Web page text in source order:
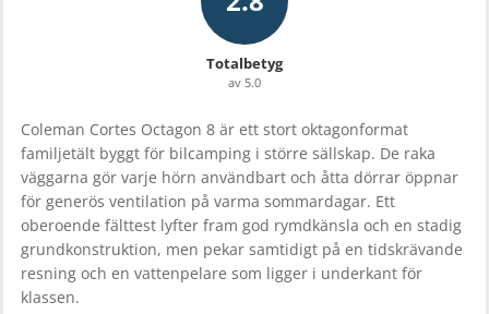
Totalbetyg
av 5.0
Coleman Cortes Octagon 8 är ett stort oktagonformat
familjetält byggt för bilcamping i större sällskap. De raka
väggarna gör varje hörn användbart och åtta dörrar öppnar
för generös ventilation på varma sommardagar. Ett
oberoende fälttest lyfter fram god rymdkänsla och en stadig
grundkonstruktion, men pekar samtidigt på en tidskrävande
resning och en vattenpelare som ligger i underkant för
klassen.